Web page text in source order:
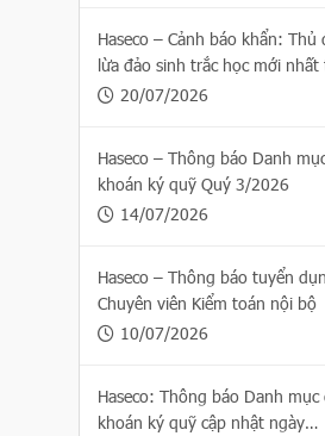
Haseco – Cảnh báo khẩn: Thủ
lừa đảo sinh trắc học mới nhất
trường chứng khoán
20/07/2026
Haseco – Thông báo Danh
khoán ký quỹ Quý 3/2026
14/07/2026
Haseco – Thông báo tuyển
Chuyên viên Kiểm toán nội bộ
10/07/2026
Haseco: Thông báo Danh mục
khoán ký quỹ cập nhật ngày